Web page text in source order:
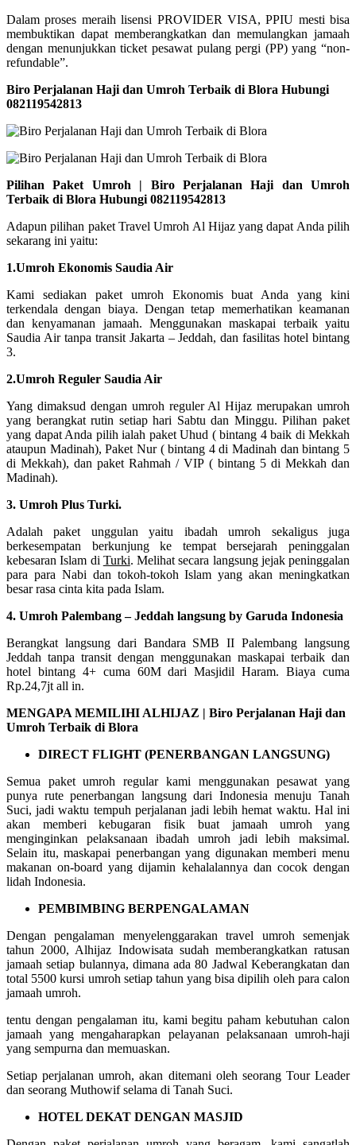
Dalam proses meraih lisensi PROVIDER VISA, PPIU mesti bisa
membuktikan dapat memberangkatkan dan memulangkan jamaah
dengan menunjukkan ticket pesawat pulang pergi (PP) yang “non-
refundable”.
Biro Perjalanan Haji dan Umroh Terbaik di Blora Hubungi
082119542813
Pilihan Paket Umroh | Biro Perjalanan Haji dan Umroh
Terbaik di Blora Hubungi 082119542813
Adapun pilihan paket Travel Umroh Al Hijaz yang dapat Anda pilih
sekarang ini yaitu:
1.Umroh Ekonomis Saudia Air
Kami sediakan paket umroh Ekonomis buat Anda yang kini
terkendala dengan biaya. Dengan tetap memerhatikan keamanan
dan kenyamanan jamaah. Menggunakan maskapai terbaik yaitu
Saudia Air tanpa transit Jakarta – Jeddah, dan fasilitas hotel bintang
3.
2.Umroh Reguler Saudia Air
Yang dimaksud dengan umroh reguler Al Hijaz merupakan umroh
yang berangkat rutin setiap hari Sabtu dan Minggu. Pilihan paket
yang dapat Anda pilih ialah paket Uhud ( bintang 4 baik di Mekkah
ataupun Madinah), Paket Nur ( bintang 4 di Madinah dan bintang 5
di Mekkah), dan paket Rahmah / VIP ( bintang 5 di Mekkah dan
Madinah).
3. Umroh Plus Turki.
Adalah paket unggulan yaitu ibadah umroh sekaligus juga
berkesempatan berkunjung ke tempat bersejarah peninggalan
kebesaran Islam di Turki. Melihat secara langsung jejak peninggalan
para para Nabi dan tokoh-tokoh Islam yang akan meningkatkan
besar rasa cinta kita pada Islam.
4. Umroh Palembang – Jeddah langsung by Garuda Indonesia
Berangkat langsung dari Bandara SMB II Palembang langsung
Jeddah tanpa transit dengan menggunakan maskapai terbaik dan
hotel bintang 4+ cuma 60M dari Masjidil Haram. Biaya cuma
Rp.24,7jt all in.
MENGAPA MEMILIHI ALHIJAZ | Biro Perjalanan Haji dan
Umroh Terbaik di Blora
DIRECT FLIGHT (PENERBANGAN LANGSUNG)
Semua paket umroh regular kami menggunakan pesawat yang
punya rute penerbangan langsung dari Indonesia menuju Tanah
Suci, jadi waktu tempuh perjalanan jadi lebih hemat waktu. Hal ini
akan memberi kebugaran fisik buat jamaah umroh yang
menginginkan pelaksanaan ibadah umroh jadi lebih maksimal.
Selain itu, maskapai penerbangan yang digunakan memberi menu
makanan on-board yang dijamin kehalalannya dan cocok dengan
lidah Indonesia.
PEMBIMBING BERPENGALAMAN
Dengan pengalaman menyelenggarakan travel umroh semenjak
tahun 2000, Alhijaz Indowisata sudah memberangkatkan ratusan
jamaah setiap bulannya, dimana ada 80 Jadwal Keberangkatan dan
total 5500 kursi umroh setiap tahun yang bisa dipilih oleh para calon
jamaah umroh.
tentu dengan pengalaman itu, kami begitu paham kebutuhan calon
jamaah yang mengaharapkan pelayanan pelaksanaan umroh-haji
yang sempurna dan memuaskan.
Setiap perjalanan umroh, akan ditemani oleh seorang Tour Leader
dan seorang Muthowif selama di Tanah Suci.
HOTEL DEKAT DENGAN MASJID